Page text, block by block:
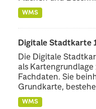
WMS
Digitale Stadtkarte
Die Digitale
als Kartengrundlage
Fachdaten. Sie
Grundkarte,
WMS